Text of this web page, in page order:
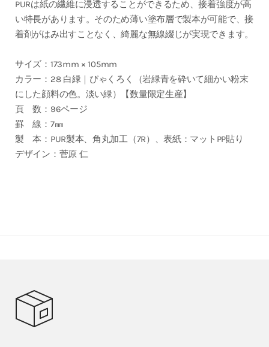
PURは紙の繊維に浸透することができるため、接着強度が高
い特長があります。そのため薄い塗布層で製本が可能で、接
着剤がはみ出すことなく、綺麗な無線綴じが実現できます。
サイズ：173mm × 105mm
カラー：28 白緑｜びゃくろく（岩緑青を砕いて細かい粉末
にした顔料の色。淡い緑）【数量限定生産】
頁 数：96ページ
罫 線：7㎜
製 本：PUR製本、角丸加工（7R）、表紙：マットPP貼り
デザイン：菅原 仁